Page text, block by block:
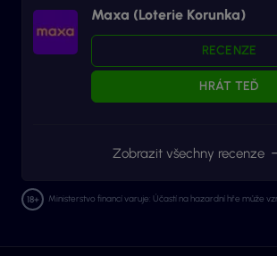
Maxa (Loterie Korunka)
RECENZE
HRÁT TEĎ
Zobrazit všechny recenze
Ministerstvo financí varuje: Účastí na hazardní hře může